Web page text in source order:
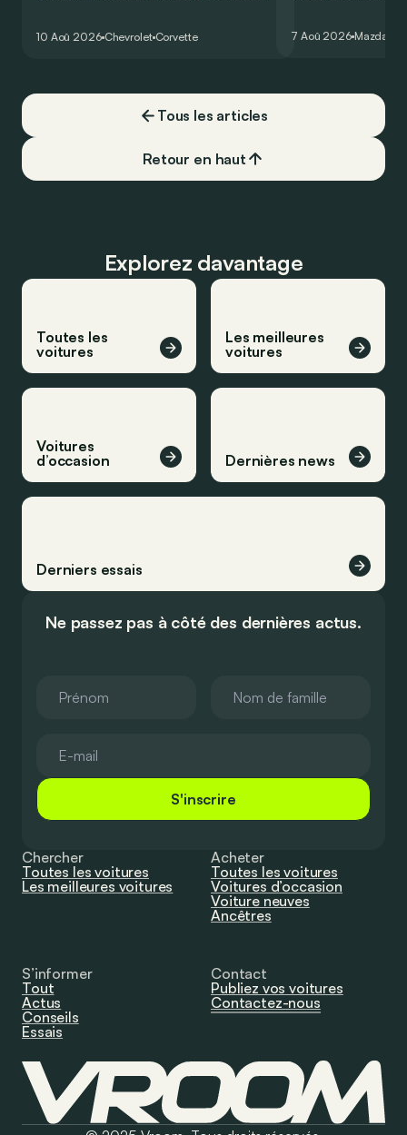
10 Aoû 2026 Chevrolet Corvette
de la plus belle des
7 Aoû 2026 Mazda
Tous les articles
Retour en haut
Explorez davantage
Toutes les
voitures
Les meilleures
voitures
Voitures
d’occasion
Dernières news
Derniers essais
Ne passez pas à côté des dernières actus.
S'inscrire
Chercher
Toutes les voitures
Les meilleures voitures
Acheter
Toutes les voitures
Voitures d’occasion
Voiture neuves
Ancêtres
S’informer
Tout
Actus
Conseils
Essais
Contact
Publiez vos voitures
Contactez-nous